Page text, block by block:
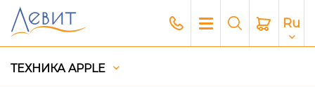
Ru
ТЕХНИКА APPLE